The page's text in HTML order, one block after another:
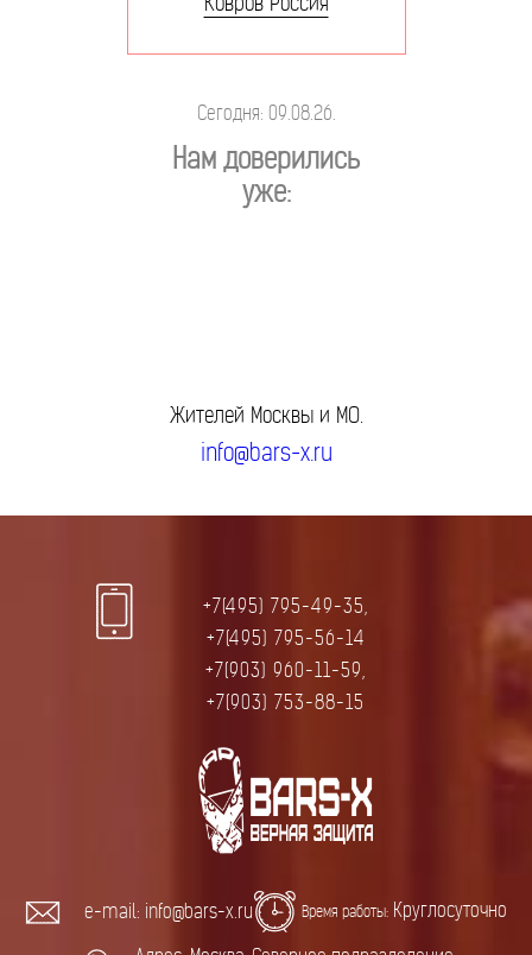
Сегодня: 09.08.26.
Нам доверились
уже:
Жителей Москвы и МО.
info@bars-x.ru
e-mail: info@bars-x.ru Время работы: Круглосуточно
+7(495) 795-49-35,
+7(495) 795-56-14
+7(903) 960-11-59,
+7(903) 753-88-15